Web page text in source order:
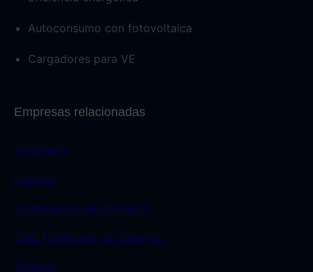
Autoconsumo con fotovoltaica
Cargadores para VE
Empresas relacionadas
Fotolinera
Femepa
Empresarios del Atlántico
Club Financiero de Canarias
Aeleyca